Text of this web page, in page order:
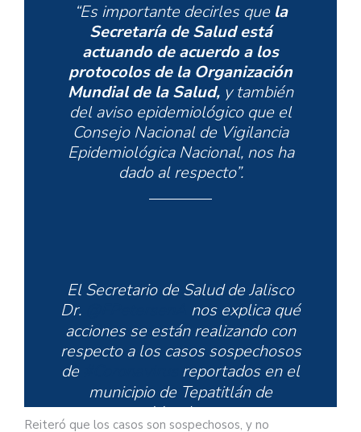
“Es importante decirles quela
Secretaría de Salud está
actuando de acuerdo a los
protocolos de la Organización
Mundial de la Salud, y también
del aviso epidemiológico que el
Consejo Nacional de Vigilancia
Epidemiológica Nacional, nos ha
dado al respecto”.
El Secretario de Salud de Jalisco
Dr.
nos explica qué
acciones se están realizando con
respecto a los casos sospechosos
de
reportados en el
municipio de Tepatitlán de
Morelos.
Reiteró que los casos son sospechosos, y no